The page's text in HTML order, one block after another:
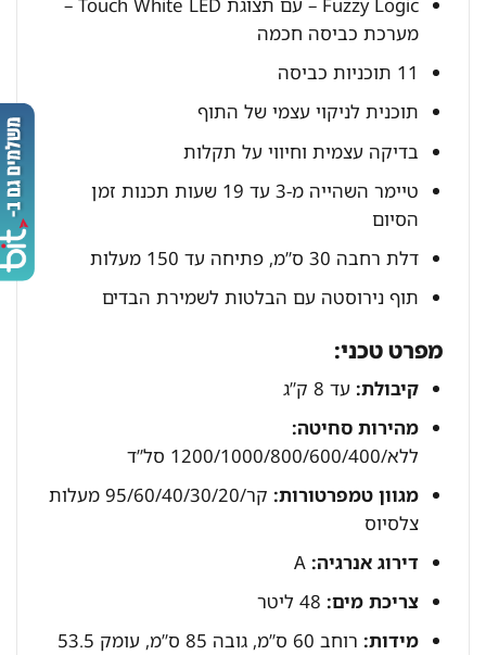
Fuzzy Logic – עם תצוגת Touch White LED –
מערכת כביסה חכמה
11 תוכניות כביסה
תוכנית לניקוי עצמי של התוף
בדיקה עצמית וחיווי על תקלות
טיימר השהייה מ-3 עד 19 שעות תכנות זמן
הסיום
דלת רחבה 30 ס”מ, פתיחה עד 150 מעלות
תוף נירוסטה עם הבלטות לשמירת הבדים
מפרט טכני:
קיבולת:עד 8 ק”ג
מהירות סחיטה:
ללא/1200/1000/800/600/400 סל”ד
מגוון טמפרטורות:
קר/95/60/40/30/20 מעלות
צלסיוס
דירוג אנרגיה:A
צריכת מים:48 ליטר
מידות:
רוחב 60 ס”מ, גובה 85 ס”מ, עומק 53.5